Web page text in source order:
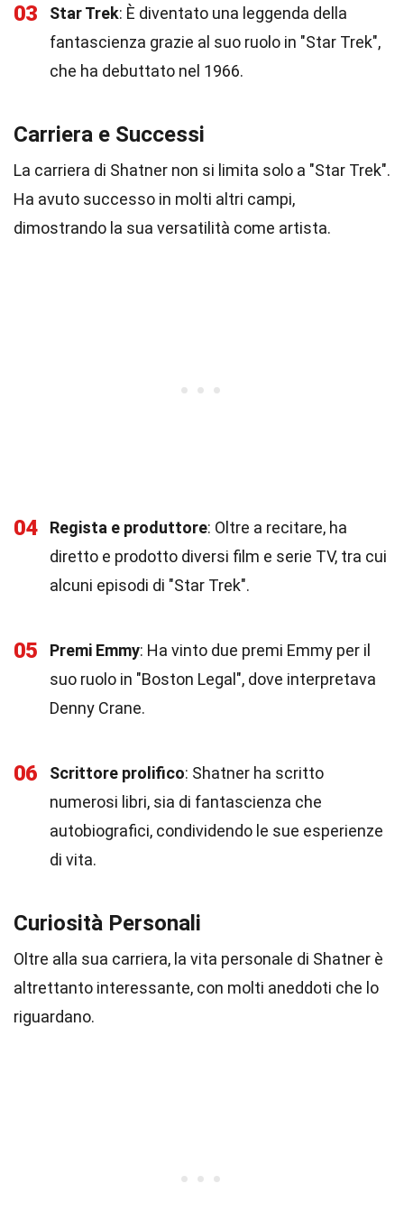
03 Star Trek: È diventato una leggenda della
fantascienza grazie al suo ruolo in "Star Trek",
che ha debuttato nel 1966.
Carriera e Successi
La carriera di Shatner non si limita solo a "Star Trek".
Ha avuto successo in molti altri campi,
dimostrando la sua versatilità come artista.
04 Regista e produttore: Oltre a recitare, ha
diretto e prodotto diversi film e serie TV, tra cui
alcuni episodi di "Star Trek".
05 Premi Emmy: Ha vinto due premi Emmy per il
suo ruolo in "Boston Legal", dove interpretava
Denny Crane.
06 Scrittore prolifico: Shatner ha scritto
numerosi libri, sia di fantascienza che
autobiografici, condividendo le sue esperienze
di vita.
Curiosità Personali
Oltre alla sua carriera, la vita personale di Shatner è
altrettanto interessante, con molti aneddoti che lo
riguardano.